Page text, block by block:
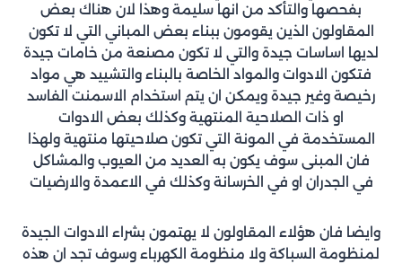
بفحصها والتأكد من انها سليمة وهذا لان هناك بعض
المقاولون الذين يقومون ببناء بعض المباني التي لا تكون
لديها اساسات جيدة والتي لا تكون مصنعة من خامات جيدة
فتكون الادوات والمواد الخاصة بالبناء والتشييد هي مواد
رخيصة وغير جيدة ويمكن ان يتم استخدام الاسمنت الفاسد
او ذات الصلاحية المنتهية وكذلك بعض الادوات
المستخدمة في المونة التي تكون صلاحيتها منتهية ولهذا
فان المبنى سوف يكون به العديد من العيوب والمشاكل
في الجدران او في الخرسانة وكذلك في الاعمدة والارضيات
وايضا فان هؤلاء المقاولون لا يهتمون بشراء الادوات الجيدة
لمنظومة السباكة ولا منظومة الكهرباء وسوف تجد ان هذه